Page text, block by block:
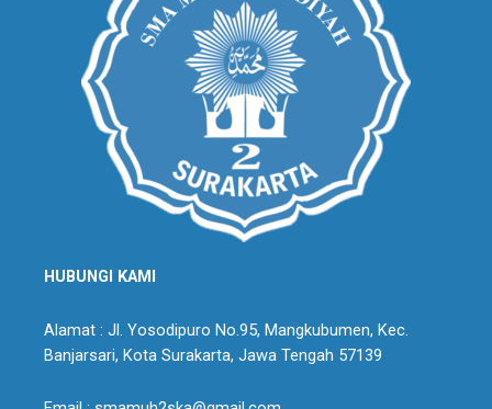
HUBUNGI KAMI
Alamat : Jl. Yosodipuro No.95, Mangkubumen, Kec.
Banjarsari, Kota Surakarta, Jawa Tengah 57139